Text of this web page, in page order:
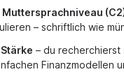
Muttersprachniveau
– schriftlich wie
– du recherchierst
Finanzmodellen